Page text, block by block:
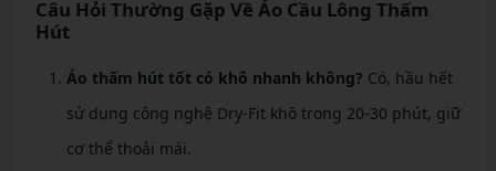
Câu Hỏi Thường Gặp Về Áo Cầu Lông Thấm
Hút
Áo thấm hút tốt có khô nhanh không? Có, hầu hết
sử dụng công nghệ Dry-Fit khô trong 20-30 phút, giữ
cơ thể thoải mái.